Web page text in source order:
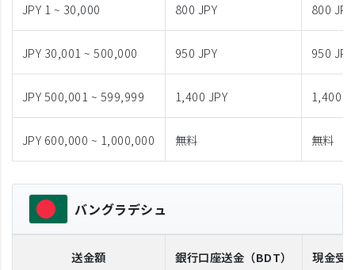
JPY 1 ~ 30,000 800 JPY 800 JPY
JPY 30,001 ~ 500,000 950 JPY 950 JPY
JPY 500,001 ~ 599,999 1,400 JPY 1,400
JPY 600,000 ~ 1,000,000 無料 無料
バングラデシュ
送金額 銀行口座送金 （BDT） 現金受